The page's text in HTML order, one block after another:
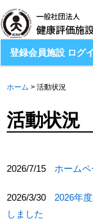
登録会員施設 ログ
ホーム >活動状況
活動状況
2026/7/15 ホーム
2026/3/30
2026年
しました